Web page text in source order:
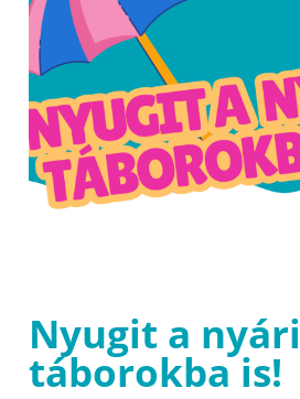
Nyugit a nyári
táborokba is!